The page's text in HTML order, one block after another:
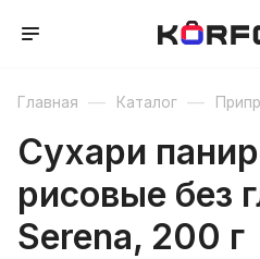
Главная — Каталог —
Сухари
рисовые без
Serena, 200 г